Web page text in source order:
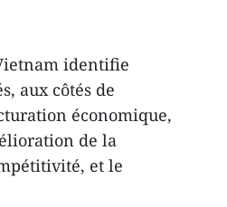
identifie
aux côtés de
économique,
de la
et le